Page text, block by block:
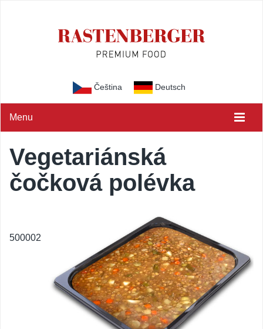
Čeština Deutsch
Menu
Vegetariánská
čočková polévka
500002